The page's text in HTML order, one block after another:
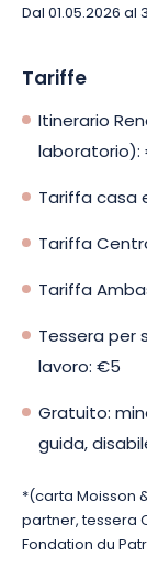
conservato il
Dal 01.05.2026 al
Tariffe
Itinerario
laboratorio):
Tariffa casa
Tariffa
Tariffa
Tessera per
lavoro: €5
Gratuito:
guida,
*(carta Moisson
partner, tessera
Fondation du